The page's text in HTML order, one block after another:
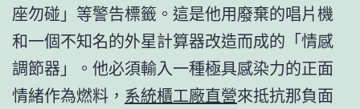
座勿碰」等警告標籤。這是他用廢棄的唱片機
和一個不知名的外星計算器改造而成的「情感
調節器」。他必須輸入一種極具感染力的正面
情緒作為燃料， 系統櫃工廠直營來抵抗那負面